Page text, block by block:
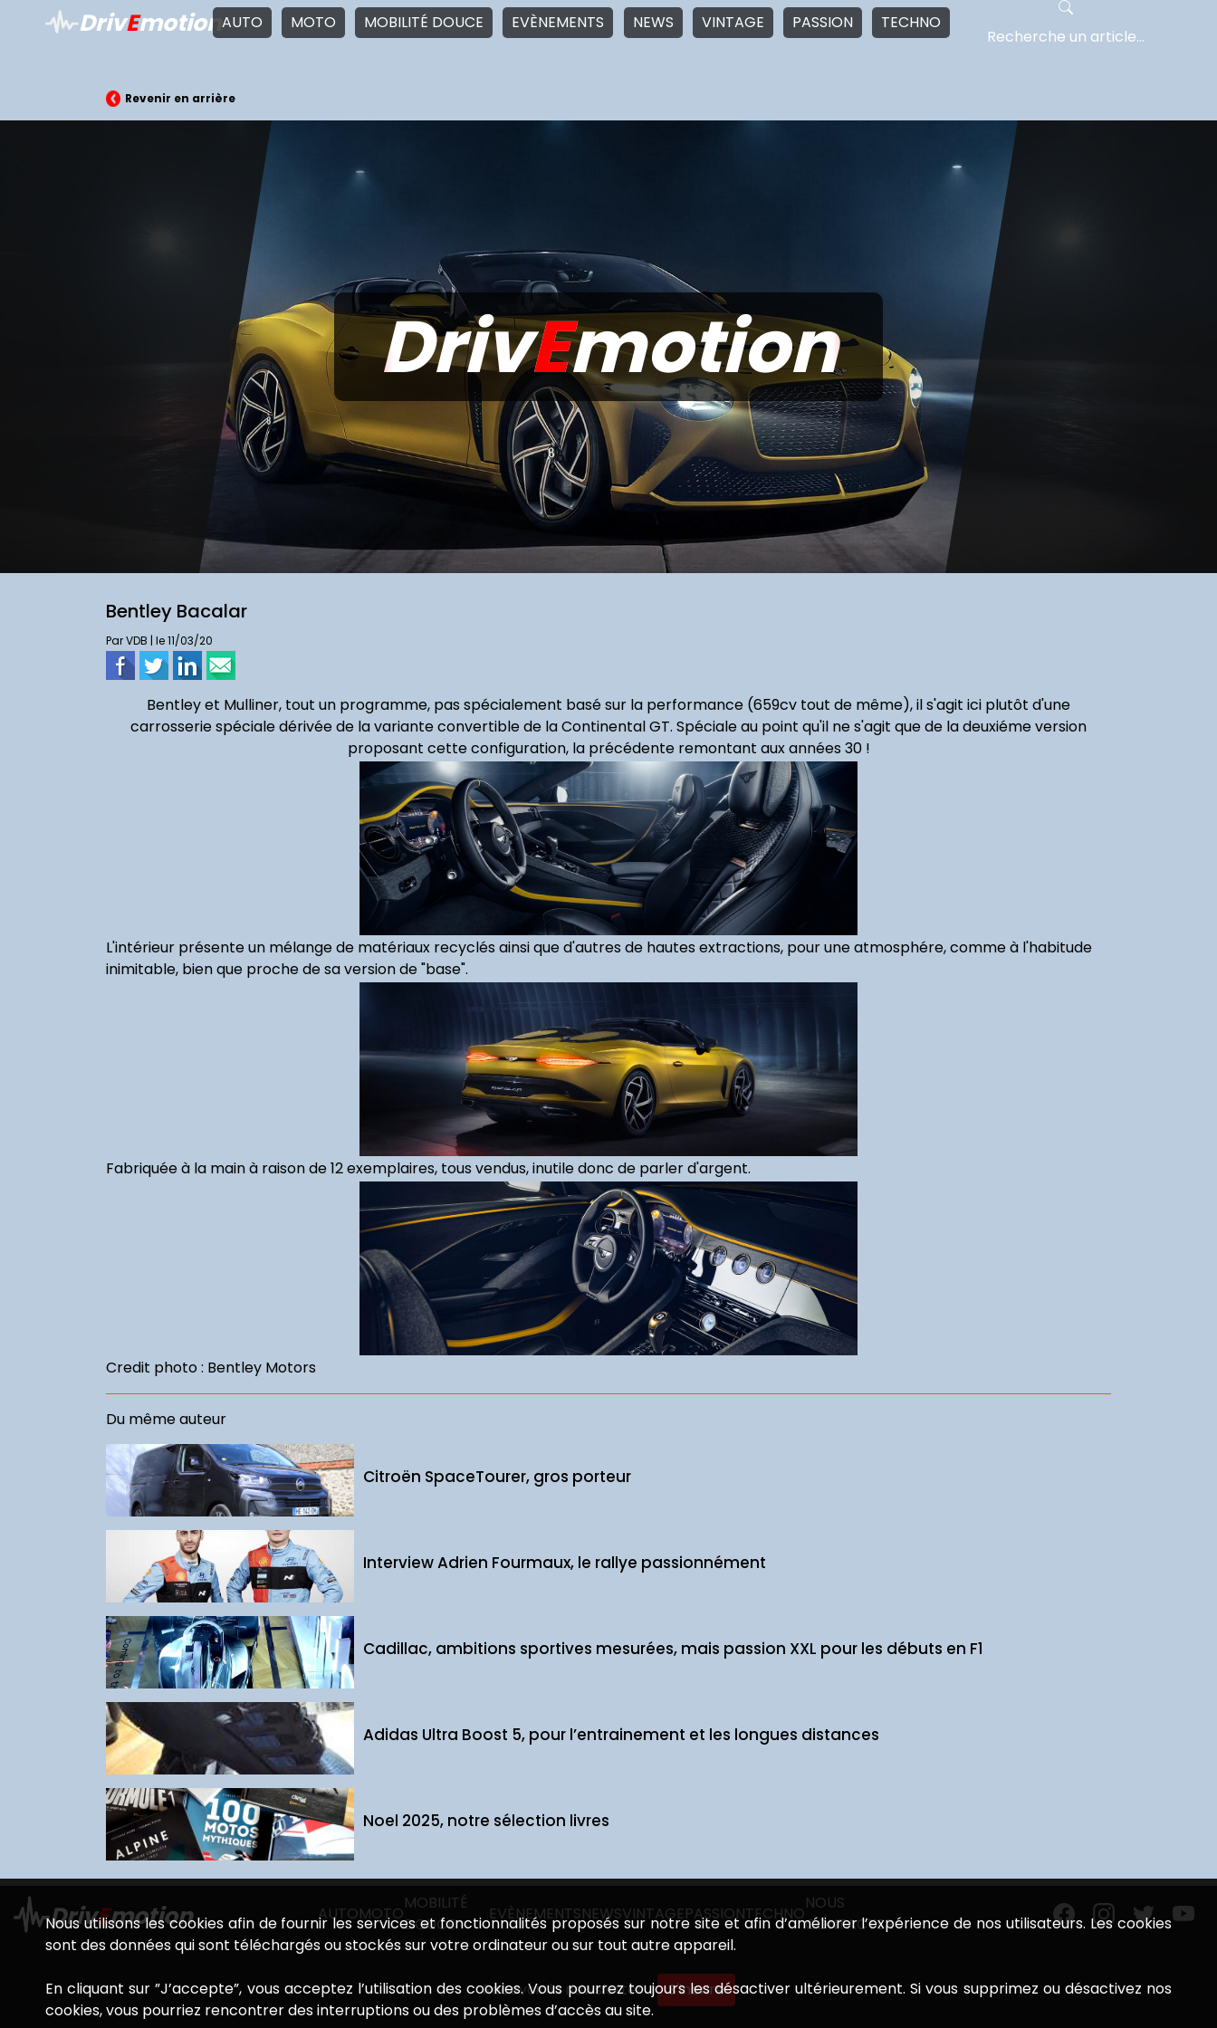
DrivEmotionAUTO MOTO MOBILITÉ DOUCE EVÈNEMENTS NEWS VINTAGE PASSION TECHNO
Revenir en arrière
DrivEmotion
Bentley Bacalar
Par VDB | le 11/03/20
Bentley et Mulliner, tout un programme, pas spécialement basé sur la performance (659cv tout de même), il s'agit ici plutôt d'une
carrosserie spéciale dérivée de la variante convertible de la Continental GT. Spéciale au point qu'il ne s'agit que de la deuxiéme version
proposant cette configuration, la précédente remontant aux années 30 !
L'intérieur présente un mélange de matériaux recyclés ainsi que d'autres de hautes extractions, pour une atmosphére, comme à l'habitude
inimitable, bien que proche de sa version de "base".
Fabriquée à la main à raison de 12 exemplaires, tous vendus, inutile donc de parler d'argent.
Credit photo : Bentley Motors
Du même auteur
Citroën SpaceTourer, gros porteur
Interview Adrien Fourmaux, le rallye passionnément
Cadillac, ambitions sportives mesurées, mais passion XXL pour les débuts en F1
Adidas Ultra Boost 5, pour l’entrainement et les longues distances
Noel 2025, notre sélection livres
Nous utilisons les cookies afin de fournir les services et fonctionnalités proposés sur notre site et afin d’améliorer l’expérience de nos utilisateurs. Les cookies
sont des données qui sont téléchargés ou stockés sur votre ordinateur ou sur tout autre appareil.
En cliquant sur ”J’accepte”, vous acceptez l’utilisation des cookies. Vous pourrez toujours les désactiver ultérieurement. Si vous supprimez ou désactivez nos
cookies, vous pourriez rencontrer des interruptions ou des problèmes d’accès au site.
DrivEmotion AUTOMOTO
MOBILITÉ
DOUCE
EVÈNEMENTSNEWSVINTAGEPASSIONTECHNO
NOUS
CONTACTER
Recevoir la newsletter S'incrire